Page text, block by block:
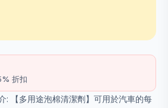
折扣
: 【多用途泡棉清潔劑】可用於汽車的每